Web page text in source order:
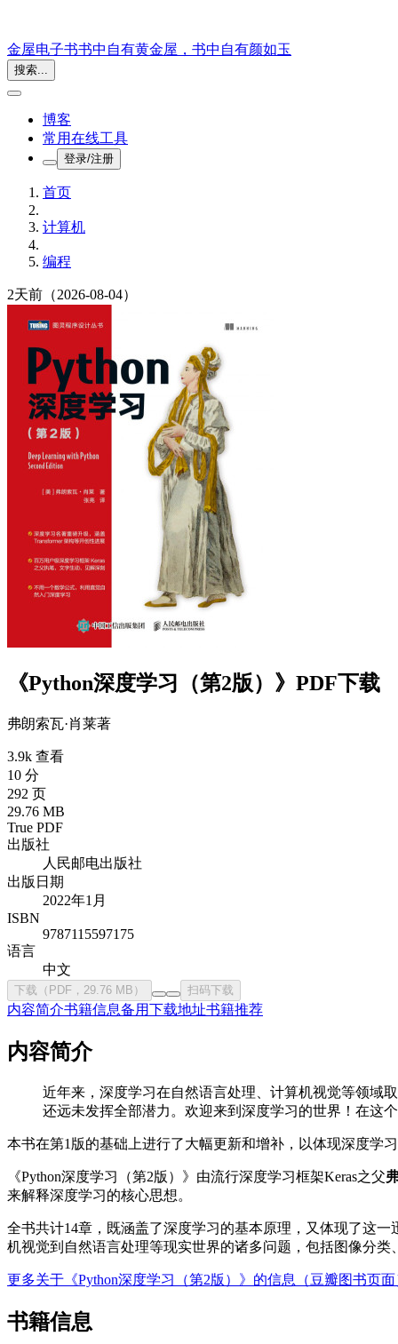
金屋电子书书中自有黄金屋，书中自有颜如玉
搜索...
博客
常用在线工具
登录/注册
首页
计算机
编程
2天前 （2026-08-04）
《Python深度学习（第2版）》PDF下载
弗朗索瓦·肖莱著
3.9k 查看
10 分
292 页
29.76 MB
True PDF
出版社
人民邮电出版社
出版日期
2022年1月
ISBN
9787115597175
语言
中文
下载（PDF，29.76 MB） 扫码下载
内容简介书籍信息备用下载地址书籍推荐
内容简介
近年来，深度学习在自然语言处理、计算机视觉等领域
还远未发挥全部潜力。欢迎来到深度学习的世界！在这
本书在第1版的基础上进行了大幅更新和增补，以体现深度学
《Python深度学习（第2版）》由流行深度学习框架Keras之父
来解释深度学习的核心思想。
全书共计14章，既涵盖了深度学习的基本原理，又体现了这
机视觉到自然语言处理等现实世界的诸多问题，包括图像分
更多关于《Python深度学习（第2版）》的信息（豆瓣图书页面
书籍信息